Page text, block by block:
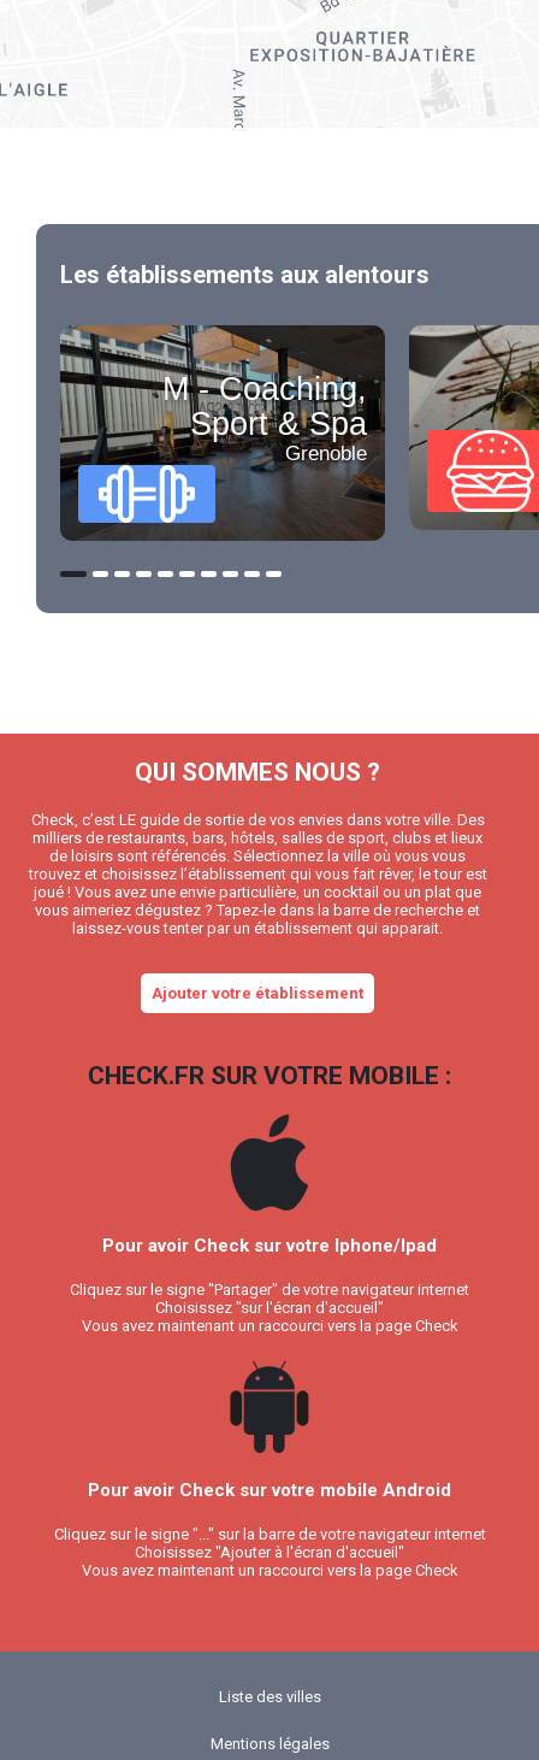
Les établissements aux alentours
M - Coaching,
Sport & Spa
Grenoble
QUI SOMMES NOUS ?
Check, c’est LE guide de sortie de vos envies dans votre ville. Des
milliers de restaurants, bars, hôtels, salles de sport, clubs et lieux
de loisirs sont référencés. Sélectionnez la ville où vous vous
trouvez et choisissez l’établissement qui vous fait rêver, le tour est
joué ! Vous avez une envie particulière, un cocktail ou un plat que
vous aimeriez dégustez ? Tapez-le dans la barre de recherche et
laissez-vous tenter par un établissement qui apparait.
Ajouter votre établissement
CHECK.FR SUR VOTRE MOBILE :
Pour avoir Check sur votre Iphone/Ipad
Cliquez sur le signe "Partager" de votre navigateur internet
Choisissez "sur l'écran d'accueil"
Vous avez maintenant un raccourci vers la page Check
Pour avoir Check sur votre mobile Android
Cliquez sur le signe "..." sur la barre de votre navigateur internet
Choisissez "Ajouter à l'écran d'accueil"
Vous avez maintenant un raccourci vers la page Check
Liste des villes
Mentions légales